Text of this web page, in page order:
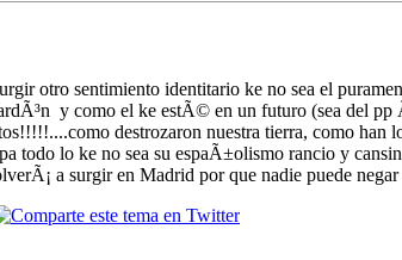
otro sentimiento identitario ke no sea el
y como el ke estÃ© en un futuro (sea del
destrozaron nuestra tierra, como han
todo lo ke no sea su espaÃ±olismo rancio y
a surgir en Madrid por que nadie puede